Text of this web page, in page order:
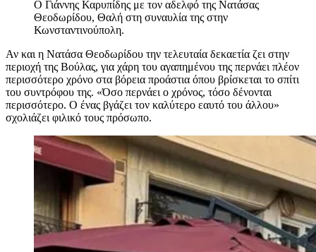
Ο Γιάννης Καρυπίδης με τον αδελφό της Νατάσας
Θεοδωρίδου, Θαλή στη συναυλία της στην
Κωνσταντινούπολη.
Αν και η Νατάσα Θεοδωρίδου την τελευταία δεκαετία ζει στην
περιοχή της Βούλας, για χάρη του αγαπημένου της περνάει πλέον
περισσότερο χρόνο στα βόρεια προάστια όπου βρίσκεται το σπίτι
του συντρόφου της. «Όσο περνάει ο χρόνος, τόσο δένονται
περισσότερο. Ο ένας βγάζει τον καλύτερο εαυτό του άλλου»
σχολιάζει φιλικό τους πρόσωπο.